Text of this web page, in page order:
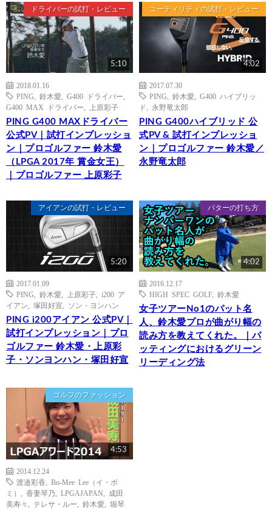
ドライバーの試打・レビュー
5:10
2018.01.16
PING
鈴木愛 G400 ドライバー
G400 MAX ドライバー
上原彩子
PING G400 MAXドライバー
公式PV｜試打インプレッショ
ン｜プロゴルファー 鈴木愛
（LPGA 2017年 賞金女王）
｜プロゴルファー 上原彩子
ユーティリティの試打・レビュー
4:02
2017.07.30
PING
鈴木愛
G400 ハイブリッ
ド
永野竜太郎
PING G400ハイブリッド 公
式PV & 試打インプレッショ
ン｜プロゴルファー 鈴木愛／
永野竜太郎
アイアンの試打・レビュー
5:20
2017.01.09
PING
鈴木愛 上原彩子
i200 ア
イアン
塚田好宣 ソン・ヨンハン
PING i200アイアン 公式PV｜
試打インプレッション｜プロ
ゴルファー 鈴木愛・上原彩
子・ソンヨンハン・塚田好宣
パターの打ち方
4:02
2016.12.17
HIGH SPEC GOLF, 鈴木愛
女子ツアーNo1のパット名
人、鈴木愛プロが曲がり幅の
読み方を教えてくれた。｜パ
ッティングにおけるグリーン
リーディング法
ゴルフのファッション
4:53
2014.12.24
渡邉彩香
Bo-Mee Lee（イ・ボ
ミ）
香妻琴乃 LPGAJAPAN
成田
美寿々
テレサ・ルー 鈴木愛
堀琴